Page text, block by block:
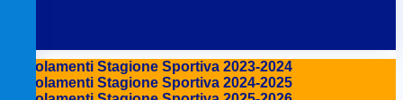
Regolamenti Stagione Sportiva 2023-2024
Regolamenti Stagione Sportiva 2024-2025